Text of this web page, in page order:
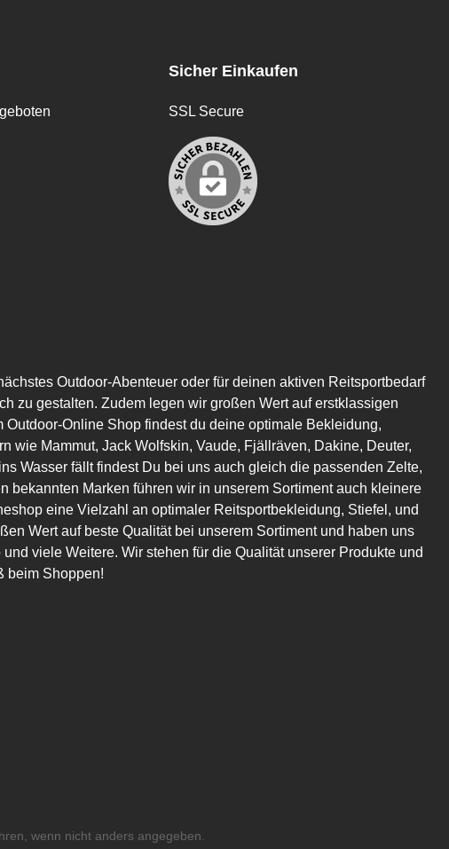
Sicher Einkaufen
SSL Secure
Outdoor-Abenteuer oder für deinen aktiven Reitsportbedarf
zu gestalten. Zudem legen wir großen Wert auf erstklassigen
Online Shop findest du deine optimale Bekleidung,
wie Mammut, Jack Wolfskin, Vaude, Fjällräven, Dakine, Deuter,
Wasser fällt findest Du bei uns auch gleich die passenden Zelte,
bekannten Marken führen wir in unserem Sortiment auch kleinere
eine Vielzahl an optimaler Reitsportbekleidung, Stiefel, und
Wert auf beste Qualität bei unserem Sortiment und haben uns
viele Weitere. Wir stehen für die Qualität unserer Produkte und
beim Shoppen!
wenn nicht anders angegeben.